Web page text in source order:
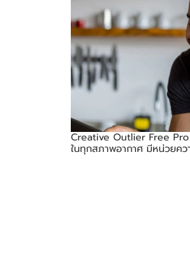
Creative Outlier Free Pro
ในทุกสภาพอากาศ มีหน่วยค